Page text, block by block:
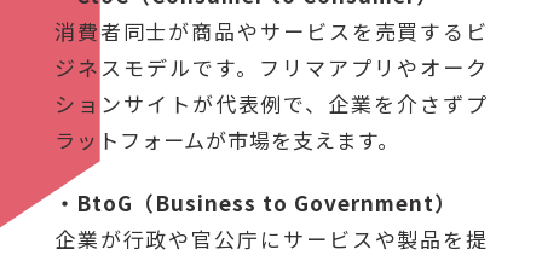
消費者同士が商品やサービスを売買するビ
ジネスモデルです。フリマアプリやオーク
ションサイトが代表例で、企業を介さずプ
ラットフォームが市場を支えます。
・BtoG（Business to Government）
企業が行政や官公庁にサービスや製品を提